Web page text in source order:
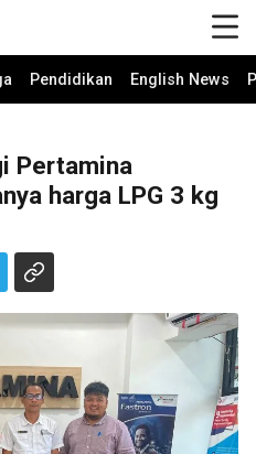
Pendidikan English News
Pertamina
harga LPG 3 kg